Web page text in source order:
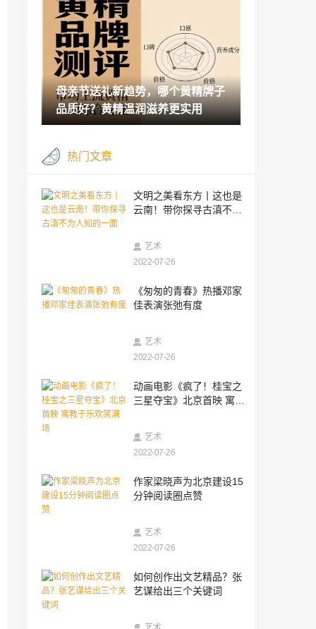
态联盟研讨会成功举办
2026-04-09
中融人寿温馨提示丨警惕以“影视投资”为
名的非法集资，筑牢财产安全防线
2026-04-09
以客户为中心，中融人寿深圳分公司举办
续期客户答谢活动
2026-04-09
黄精好？十大道地品牌实测数据公开
WEEX AI 黑客松冠军诞生：揭秘人机协作
的 AI 交易策略
2026-03-23
WEEX Labs：龙虾爆火，Agentic经济能
凝心庆华诞 春游启新程
兴长信达以服务差异化，解锁38节女性消
梅开正好绽芳华，巾帼奋进显担当
2026-03-10
江苏环捷新型材料绿色环保家装的核心竞
聚焦高技术产业，平安健康险以专业保险
护航产业创新
低门槛高保障，平安健康险让普惠服务触
香港沙田新城市广场「花开结缘·风生水
起」迎新春
母亲节送礼新趋势，哪个黄精牌子
品质好？黄精温润滋养更实用
热门文章
文明之美看东方丨这也是
云南！带你探寻古滇不为
艺术
2022-07-26
《匆匆的青春》热播邓家
佳表演张弛有度
艺术
2022-07-26
动画电影《疯了！桂宝之
三星夺宝》北京首映 寓教
艺术
2022-07-26
作家梁晓声为北京建设15
分钟阅读圈点赞
艺术
2022-07-26
如何创作出文艺精品？张
艺谋给出三个关键词